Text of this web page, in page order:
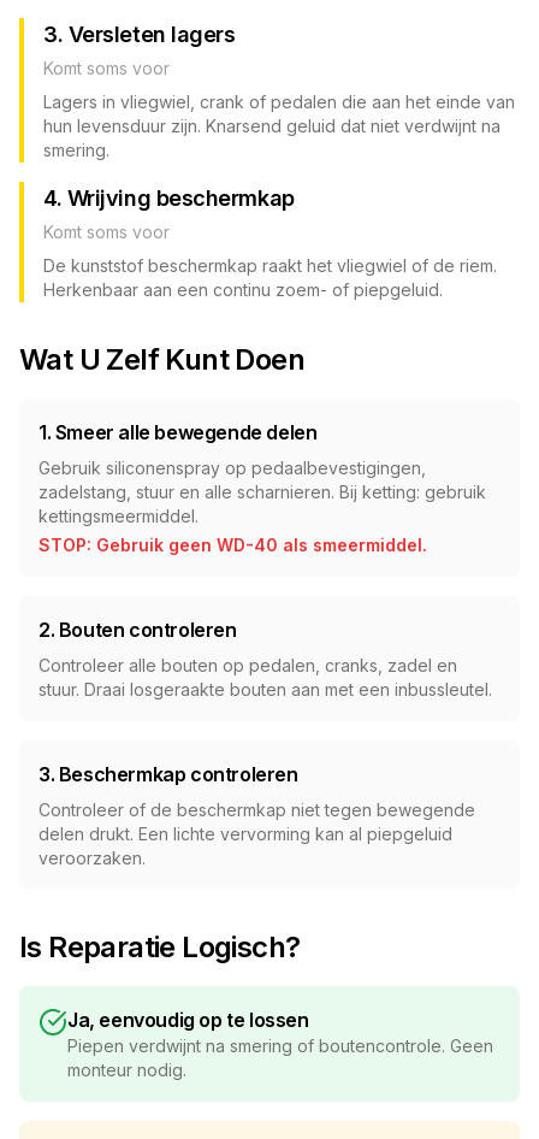
3. Versleten lagers
Komt soms voor
Lagers in vliegwiel, crank of pedalen die aan het einde van
hun levensduur zijn. Knarsend geluid dat niet verdwijnt na
smering.
4. Wrijving beschermkap
Komt soms voor
De kunststof beschermkap raakt het vliegwiel of de riem.
Herkenbaar aan een continu zoem- of piepgeluid.
Wat U Zelf Kunt Doen
1. Smeer alle bewegende delen
Gebruik siliconenspray op pedaalbevestigingen,
zadelstang, stuur en alle scharnieren. Bij ketting: gebruik
kettingsmeermiddel.
STOP: Gebruik geen WD-40 als smeermiddel.
2. Bouten controleren
Controleer alle bouten op pedalen, cranks, zadel en
stuur. Draai losgeraakte bouten aan met een inbussleutel.
3. Beschermkap controleren
Controleer of de beschermkap niet tegen bewegende
delen drukt. Een lichte vervorming kan al piepgeluid
veroorzaken.
Is Reparatie Logisch?
Ja, eenvoudig op te lossen
Piepen verdwijnt na smering of boutencontrole. Geen
monteur nodig.